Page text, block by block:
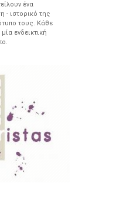
ένα
- ιστορικό της
τους. Κάθε
ενδεικτική